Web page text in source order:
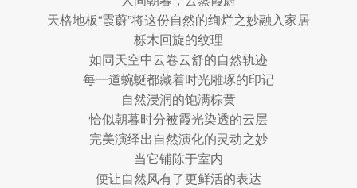
天格地板“霞蔚”将这份自然的绚烂之妙融入家居
栎木回旋的纹理
如同天空中云卷云舒的自然轨迹
每一道蜿蜒都藏着时光雕琢的印记
自然浸润的饱满棕黄
恰似朝暮时分被霞光染透的云层
完美演绎出自然演化的灵动之妙
当它铺陈于室内
便让自然风有了更鲜活的表达